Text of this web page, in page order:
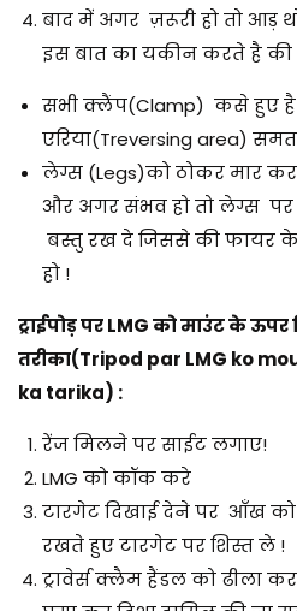
बाद में अगर ज़रूरी हो तो आड़
इस बात का यकीन करते है की
सभी क्लैंप(Clamp) कसे हुए है
एरिया(Treversing area)
लेग्स (Legs)को ठोकर मार
और अगर संभव हो तो लेग्स
बस्तु रख दे जिससे की
हो !
ट्राईपोड़ पर LMG को माउंट के
तरीका(Tripod par LMG ko
ka tarika) :
रेंज मिलने पर साईट लगाए!
LMG को कॉक करे
टारगेट दिखाई देने पर आँख
रखते हुए टारगेट पर शिस्त ले !
ट्रावेर्स क्लैम हैंडल को ढीला